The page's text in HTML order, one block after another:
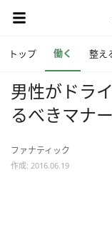
トップ 働く 整え
男性がドラ
るべきマナ
ファナティック
作成: 2016.06.19